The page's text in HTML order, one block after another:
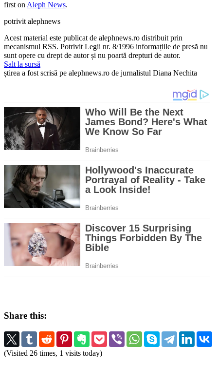
first on Aleph News.
potrivit alephnews
Acest material este publicat de alephnews.ro distribuit prin
mecanismul RSS. Potrivit Legii nr. 8/1996 informațiile de presă nu
sunt opere cu drept de autor și nu poartă drepturi de autor.
Salt la sursă
știrea a fost scrisă pe alephnews.ro de jurnalistul Diana Nechita
Share this:
(Visited 26 times, 1 visits today)